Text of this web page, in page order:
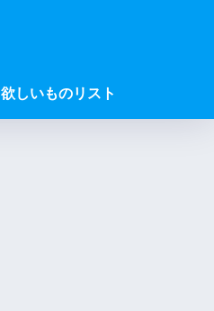
欲しいものリスト